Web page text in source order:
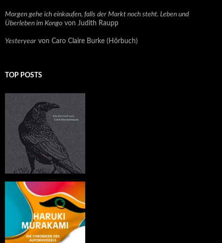
Morgen gehe ich einkaufen, falls der Markt noch steht. Leben und
Überleben im Kongo von Judith Raupp
Yesteryear von Caro Claire Burke (Hörbuch)
TOP POSTS